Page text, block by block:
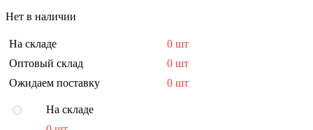
Нет в наличии
На складе
0 шт
Оптовый склад
0 шт
Ожидаем поставку
0 шт
На складе